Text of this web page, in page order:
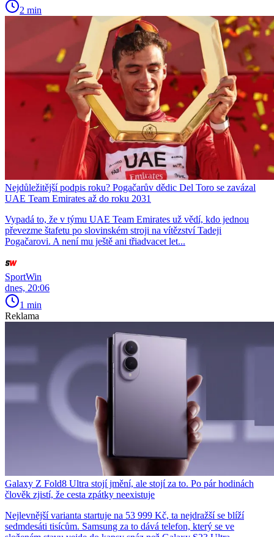
2 min
Nejdůležitější podpis roku? Pogačarův dědic Del Toro se zavázal
UAE Team Emirates až do roku 2031
Vypadá to, že v týmu UAE Team Emirates už vědí, kdo jednou
převezme štafetu po slovinském stroji na vítězství Tadeji
Pogačarovi. A není mu ještě ani třiadvacet let...
SportWin
dnes, 20:06
1 min
Reklama
Galaxy Z Fold8 Ultra stojí jmění, ale stojí za to. Po pár hodinách
člověk zjistí, že cesta zpátky neexistuje
Nejlevnější varianta startuje na 53 999 Kč, ta nejdražší se blíží
sedmdesáti tisícům. Samsung za to dává telefon, který se ve